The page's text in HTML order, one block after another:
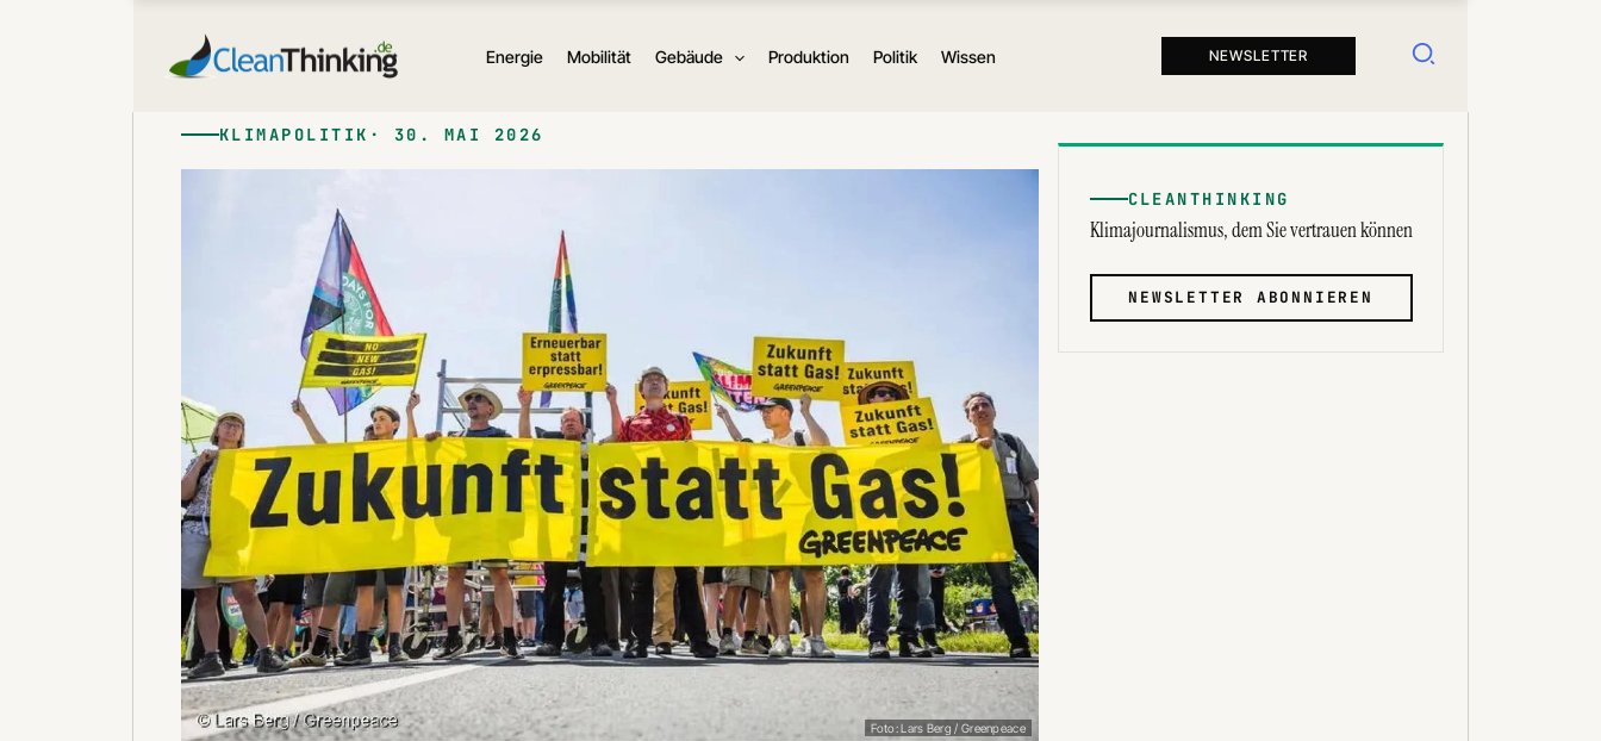
Energie Mobilität Gebäude Produktion Politik Wissen NEWSLETTER Suchen
KLIMAPOLITIK 30. MAI 2026
Foto: Lars Berg / Greenpeace
CLEANTHINKING
Klimajournalismus, dem Sie vertrauen können
NEWSLETTER ABONNIEREN